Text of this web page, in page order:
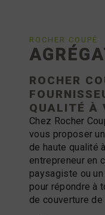
ROCHER COUPÉ
ROCHER
QUALITÉ À
Chez Rocher
vous proposer
de haute qualité
entrepreneur en
paysagiste ou
pour répondre à
de couverture